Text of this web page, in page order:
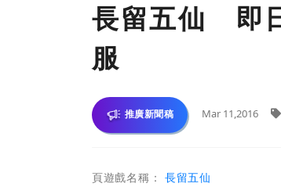
長留五仙 即
服
推廣新聞稿 Mar 11,2016
頁遊戲名稱： 長留五仙